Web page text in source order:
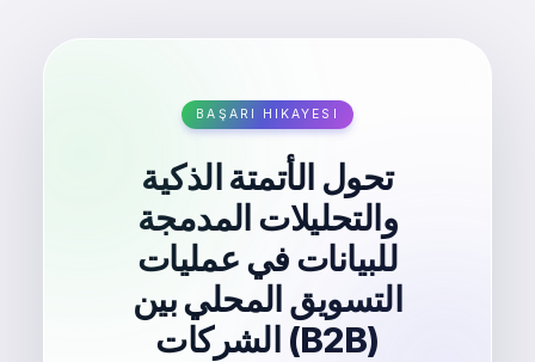
BAŞARI HIKAYESI
تحول الأتمتة الذكية
والتحليلات المدمجة
للبيانات في عمليات
التسويق المحلي بين
الشركات (B2B)